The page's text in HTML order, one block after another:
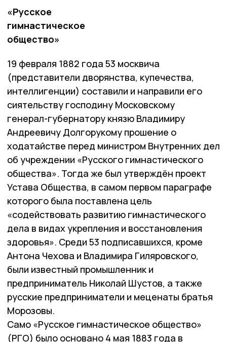
«Русское
гимнастическое
общество»
19 февраля 1882 года 53 москвича
(представители дворянства, купечества,
интеллигенции) составили и направили его
сиятельству господину Московскому
генерал-губернатору князю Владимиру
Андреевичу Долгорукому прошение о
ходатайстве перед министром Внутренних дел
об учреждении «Русского гимнастического
общества». Тогда же был утверждён проект
Устава Общества, в самом первом параграфе
которого была поставлена цель
«содействовать развитию гимнастического
дела в видах укрепления и восстановления
здоровья». Среди 53 подписавшихся, кроме
Антона Чехова и Владимира Гиляровского,
были известный промышленник и
предприниматель Николай Шустов, а также
русские предприниматели и меценаты братья
Морозовы.
Само «Русское гимнастическое общество»
(РГО) было основано 4 мая 1883 года в